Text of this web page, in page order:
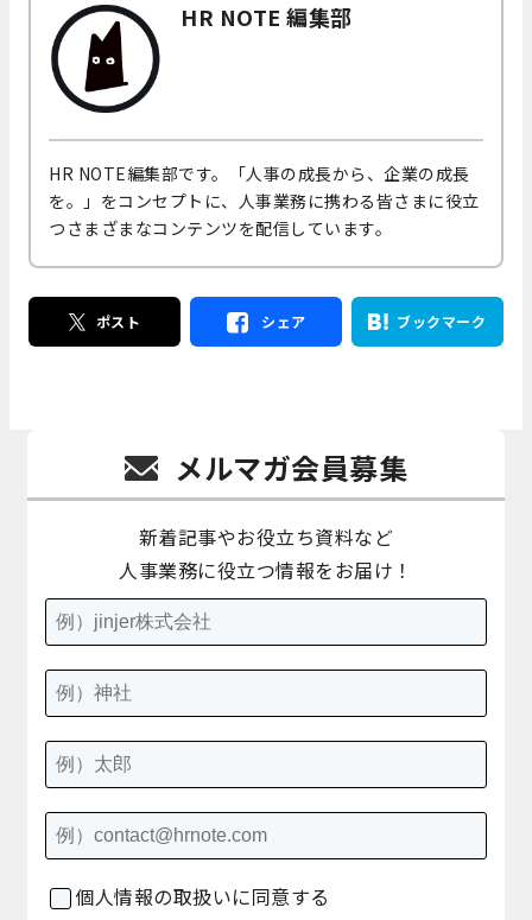
HR NOTE 編集部
HR NOTE編集部です。「人事の成長から、企業の成長
を。」をコンセプトに、人事業務に携わる皆さまに役立
つさまざまなコンテンツを配信しています。
ポスト シェア ブックマーク
メルマガ会員募集
新着記事やお役立ち資料など
人事業務に役立つ情報をお届け！
個人情報の取扱いに同意する